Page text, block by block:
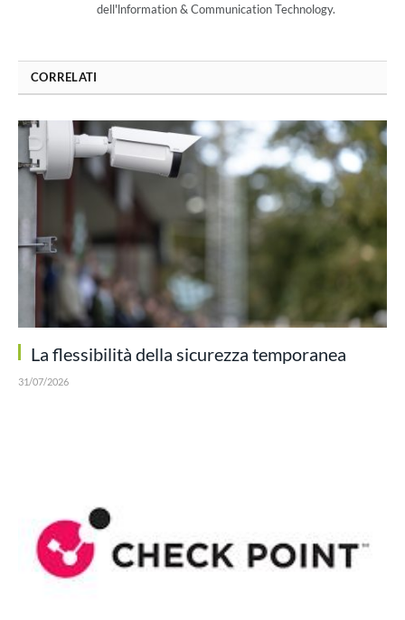
dell'lnformation & Communication Technology.
CORRELATI
La flessibilità della sicurezza temporanea
31/07/2026